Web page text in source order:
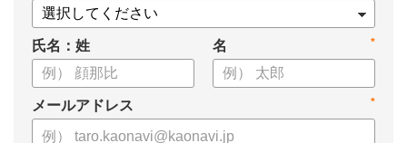
氏名：姓 *
名
*
メールアドレス